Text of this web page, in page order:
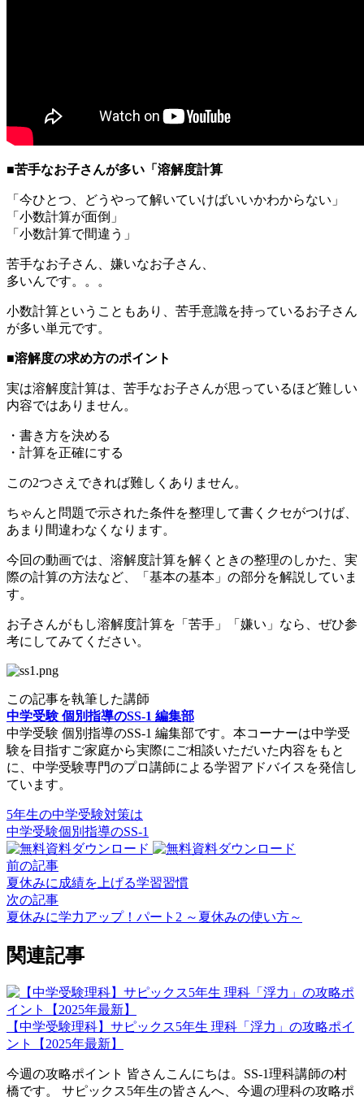
■苦手なお子さんが多い「溶解度計算
「今ひとつ、どうやって解いていけばいいかわからない」
「小数計算が面倒」
「小数計算で間違う」
苦手なお子さん、嫌いなお子さん、
多いんです。。。
小数計算ということもあり、苦手意識を持っているお子さん
が多い単元です。
■溶解度の求め方のポイント
実は溶解度計算は、苦手なお子さんが思っているほど難しい
内容ではありません。
・書き方を決める
・計算を正確にする
この2つさえできれば難しくありません。
ちゃんと問題で示された条件を整理して書くクセがつけば、
あまり間違わなくなります。
今回の動画では、溶解度計算を解くときの整理のしかた、実
際の計算の方法など、「基本の基本」の部分を解説していま
す。
お子さんがもし溶解度計算を「苦手」「嫌い」なら、ぜひ参
考にしてみてください。
この記事を執筆した講師
中学受験 個別指導のSS-1 編集部
中学受験 個別指導のSS-1 編集部です。本コーナーは中学受
験を目指すご家庭から実際にご相談いただいた内容をもと
に、中学受験専門のプロ講師による学習アドバイスを発信し
ています。
5年生の中学受験対策は
中学受験個別指導のSS-1
前の記事
夏休みに成績を上げる学習習慣
次の記事
夏休みに学力アップ！パート2 ～夏休みの使い方～
関連記事
【中学受験理科】サピックス5年生 理科「浮力」の攻略ポイ
ント【2025年最新】
今週の攻略ポイント 皆さんこんにちは。SS-1理科講師の村
橋です。 サピックス5年生の皆さんへ、今週の理科の攻略ポ